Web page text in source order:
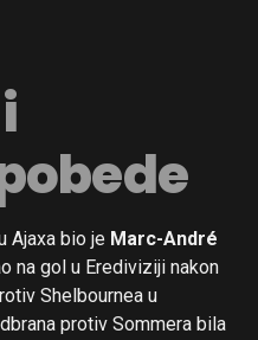
Ajaxa bio je Marc-André
na gol u Erediviziji nakon
Shelbournea u
protiv Sommera bila